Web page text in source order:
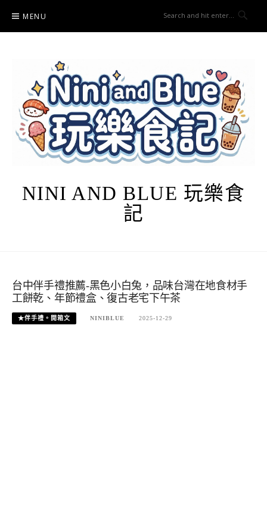
content
MENU
NINI AND BLUE 玩樂食
記
台中伴手禮推薦-黑色小白兔，品味台灣在地食材手
工餅乾、年節禮盒、復古老宅下午茶
★伴手禮。開箱文 NINIBLUE 2025-12-29